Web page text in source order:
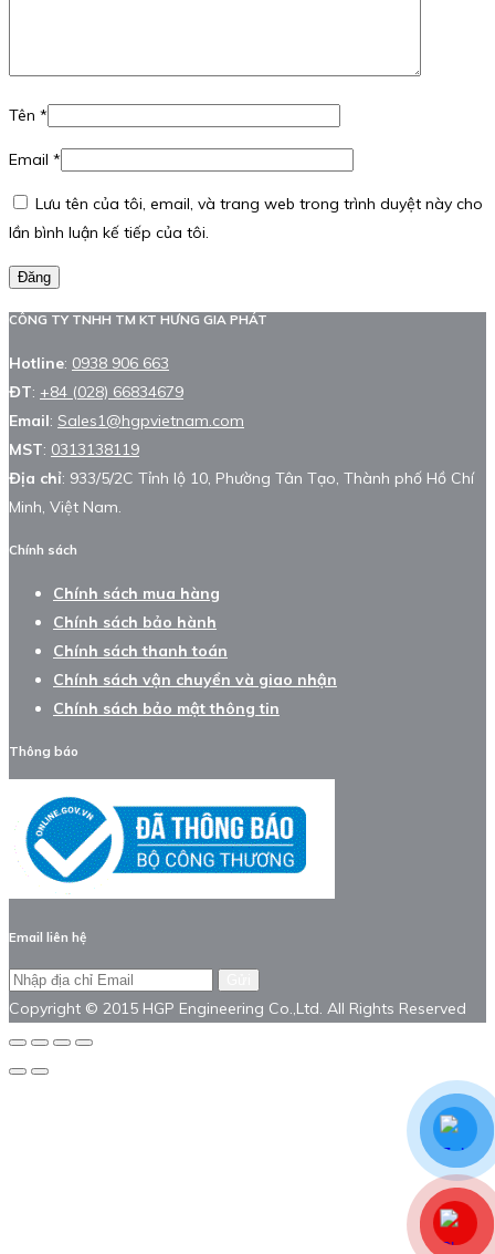
Tên *
Email *
Lưu tên của tôi, email, và trang web trong trình duyệt này cho
lần bình luận kế tiếp của tôi.
Đăng
CÔNG TY TNHH TM KT HƯNG GIA PHÁT
Hotline: 0938 906 663
ĐT: +84 (028) 66834679
Email: Sales1@hgpvietnam.com
MST: 0313138119
Địa chỉ: 933/5/2C Tỉnh lộ 10, Phường Tân Tạo, Thành phố Hồ Chí
Minh, Việt Nam.
Chính sách
Chính sách mua hàng
Chính sách bảo hành
Chính sách thanh toán
Chính sách vận chuyển và giao nhận
Chính sách bảo mật thông tin
Thông báo
Email liên hệ
Copyright © 2015 HGP Engineering Co.,Ltd. All Rights Reserved